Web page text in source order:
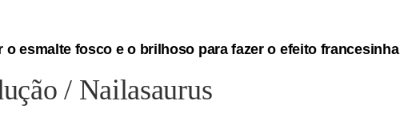
o esmalte fosco e o brilhoso para fazer o efeito francesinha